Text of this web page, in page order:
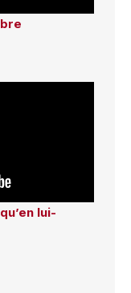
lui-